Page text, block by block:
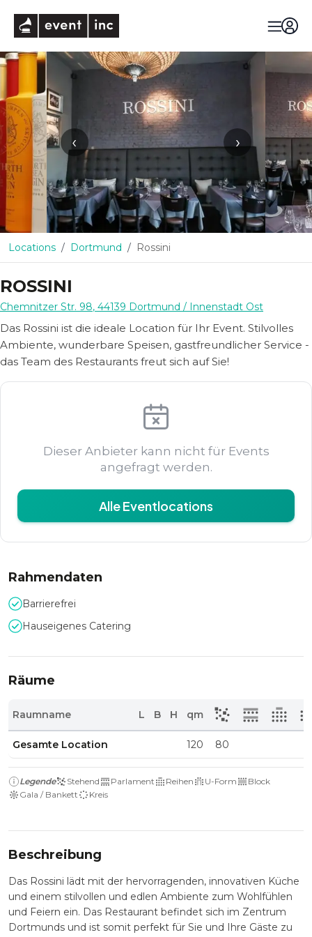
‹ ›
Locations Dortmund Rossini
ROSSINI
Chemnitzer Str. 98, 44139 Dortmund / Innenstadt Ost
Das Rossini ist die ideale Location für Ihr Event. Stilvolles
Ambiente, wunderbare Speisen, gastfreundlicher Service -
das Team des Restaurants freut sich auf Sie!
Dieser Anbieter kann nicht für Events
angefragt werden.
Alle Eventlocations
Rahmendaten
Barrierefrei
Hauseigenes Catering
Räume
Raumname L B H qm
Gesamte Location 120 80
Legende Stehend Parlament Reihen U-Form
Block
Gala / Bankett
Kreis
Beschreibung
Das Rossini lädt mit der hervorragenden, innovativen Küche
und einem stilvollen und edlen Ambiente zum Wohlfühlen
und Feiern ein. Das Restaurant befindet sich im Zentrum
Dortmunds und ist somit perfekt für Sie und Ihre Gäste zu